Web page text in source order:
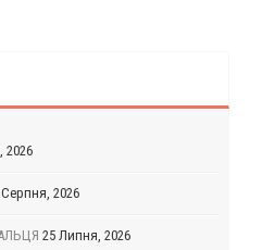
2026
2026
25 Липня, 2026